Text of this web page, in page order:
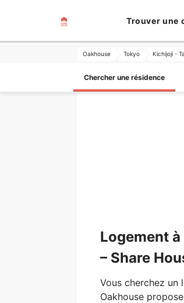
Trouver une
Oakhouse Tokyo Kichijoji・
Chercher une résidence
Logement
– Share
Vous cherchez un
Oakhouse